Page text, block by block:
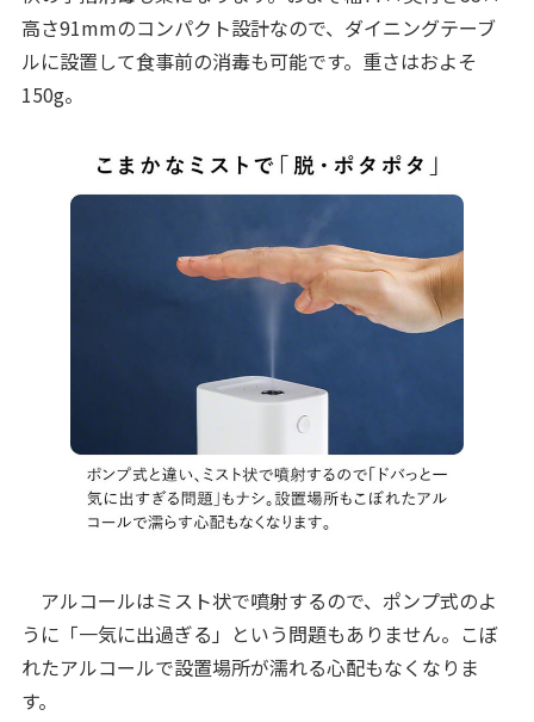
高さ91mmのコンパクト設計なので、ダイニングテーブ
ルに設置して食事前の消毒も可能です。重さはおよそ
150g。
アルコールはミスト状で噴射するので、ポンプ式のよ
うに「一気に出過ぎる」という問題もありません。こぼ
れたアルコールで設置場所が濡れる心配もなくなりま
す。